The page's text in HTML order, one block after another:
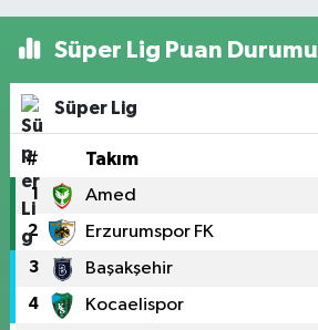
Süper Lig Puan Durumu
Süper Lig
# Takım
1 Amed
2 Erzurumspor FK
3 Başakşehir
4 Kocaelispor